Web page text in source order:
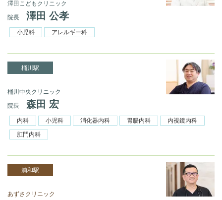
澤田こどもクリニック
院長
澤田 公孝
小児科 アレルギー科
桶川駅
桶川中央クリニック
院長
森田 宏
内科 小児科 消化器内科 胃腸内科
内視鏡内科
肛門内科
浦和駅
あずさクリニック